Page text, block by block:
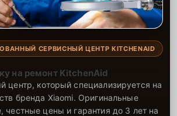
СЕРВИСНЫЙ ЦЕНТР KITCHENAID
на ремонт KitchenAid
который специализируется на
бренда Xiaomi. Оригинальные
честные цены и гарантия до 3 лет на